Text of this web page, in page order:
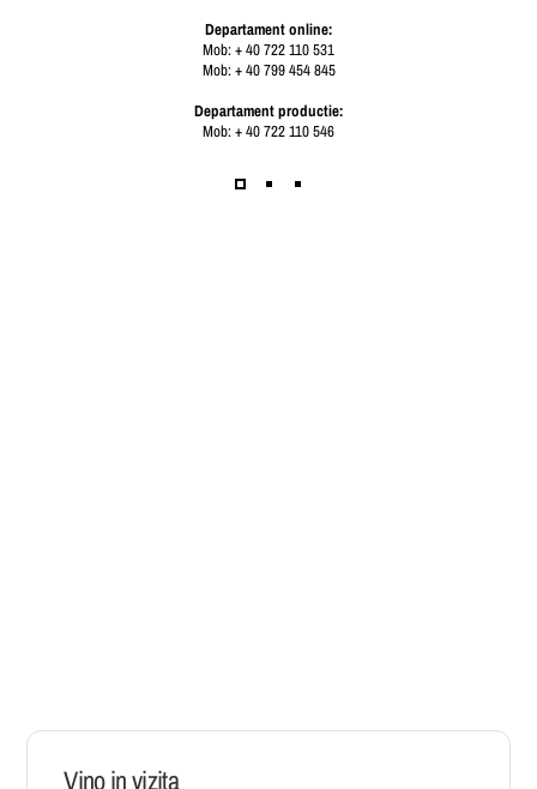
Departament online:
Mob: + 40 722 110 531
Mob: + 40 799 454 845
Departament productie:
Mob: + 40 722 110 546
Vino in vizita